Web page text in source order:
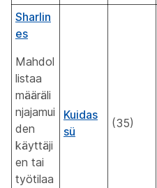
Sharlin
es
Mahdol
listaa
määräli
njajamui
den
käyttäji
en tai
työtilaa
Kuidas
sü
(35)